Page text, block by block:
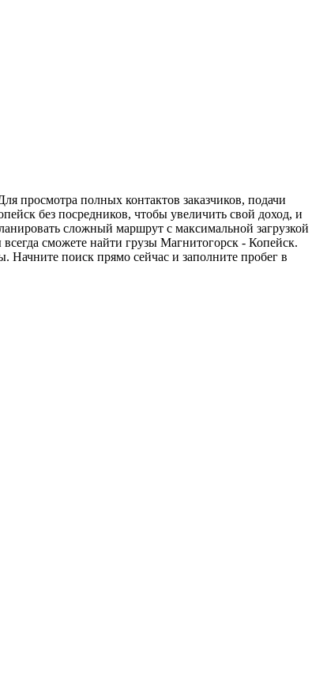
просмотра полных контактов заказчиков, подачи
без посредников, чтобы увеличить свой доход, и
сложный маршрут с максимальной загрузкой
сможете найти грузы Магнитогорск - Копейск.
Начните поиск прямо сейчас и заполните пробег в